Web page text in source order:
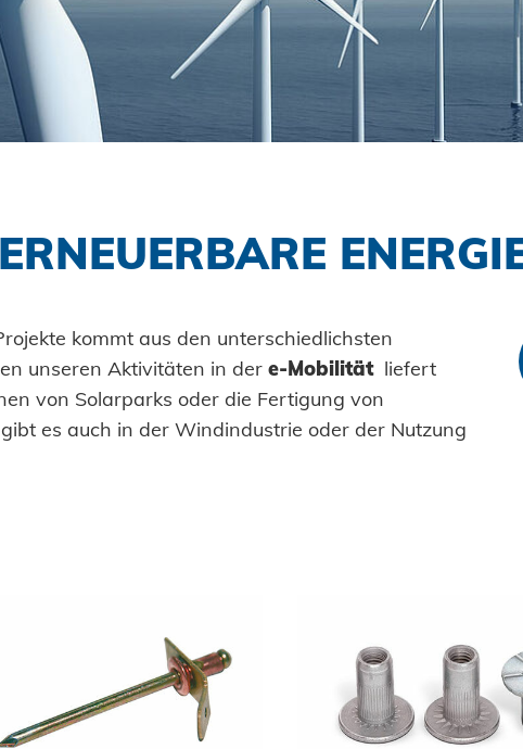
Stanzelemente
Bolzen
Industrieniete
Sonderteile
SYSTEME
Menschen + Werte
Honsel Projekte
Lieferbereitschaft
Maritim
E-
ERNEUERBARE
kommt aus den unterschiedlichsten
unseren Aktivitäten in der e-Mobilitätliefert
von Solarparks oder die Fertigung von
es auch in der Windindustrie oder der Nutzung